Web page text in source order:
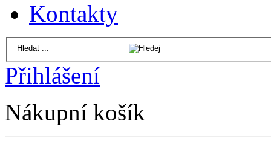
Kontakty
Přihlášení
Nákupní košík